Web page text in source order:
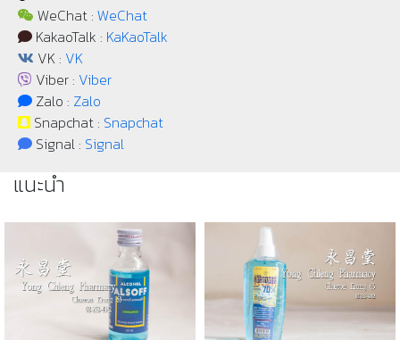
WeChat : WeChat
KakaoTalk : KaKaoTalk
VK : VK
Viber : Viber
Zalo : Zalo
Snapchat : Snapchat
Signal : Signal
แนะนำ